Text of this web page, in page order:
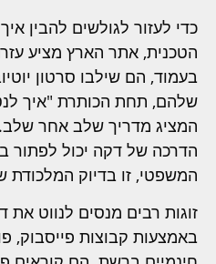
כדי לעזור לגולשים להבין
הטכנית, אתר הארץ מציע
בעמוד, הם שילבו סרטון
המציג מדריך שלב אחר שלב.
הדרכה של דקה יכול לפתור
המשפטי, זו בדיוק המלכודת
זוגות רבים מנסים לנווט
באמצעות קבוצות פייסבוק,